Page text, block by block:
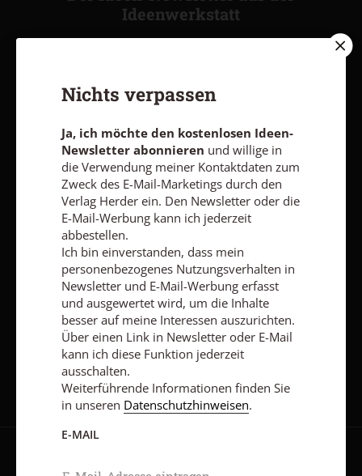
Ideenwerkstatt
Den Newsletter oder die E-Mail-Werbung kann ich jederzeit
Ich bin einverstanden, dass mein personenbezogenes
Nutzungsverhalten in Newsletter und E-Mail-Werbung erfasst
und ausgewertet wird, um die Inhalte besser auf meine
Interessen auszurichten. Über einen Link in Newsletter oder E-
Mail kann ich diese Funktion jederzeit ausschalten.
Weiterführende Informationen finden Sie in unseren
Datenschutzhinweisen.
Jetzt anmelden
Nichts verpassen
Ja, ich möchte den kostenlosen Ideen-
Newsletter abonnieren und willige in
die Verwendung meiner Kontaktdaten zum
Zweck des E-Mail-Marketings durch den
Verlag Herder ein. Den Newsletter oder die
E-Mail-Werbung kann ich jederzeit
abbestellen.
Ich bin einverstanden, dass mein
personenbezogenes Nutzungsverhalten in
Newsletter und E-Mail-Werbung erfasst
und ausgewertet wird, um die Inhalte
besser auf meine Interessen auszurichten.
Über einen Link in Newsletter oder E-Mail
kann ich diese Funktion jederzeit
ausschalten.
Weiterführende Informationen finden Sie
in unseren Datenschutzhinweisen.
E-MAIL